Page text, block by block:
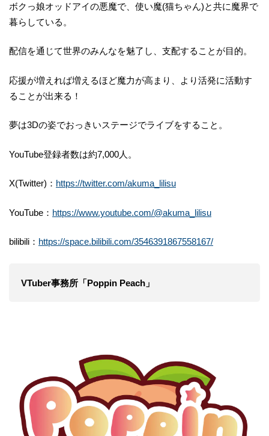
ボクっ娘オッドアイの悪魔で、使い魔(猫ちゃん)と共に魔界で
暮らしている。
配信を通じて世界のみんなを魅了し、支配することが目的。
応援が増えれば増えるほど魔力が高まり、より活発に活動す
ることが出来る！
夢は3Dの姿でおっきいステージでライブをすること。
YouTube登録者数は約7,000人。
X(Twitter)： https://twitter.com/akuma_lilisu
YouTube： https://www.youtube.com/@akuma_lilisu
bilibili： https://space.bilibili.com/3546391867558167/
VTuber事務所「Poppin Peach」